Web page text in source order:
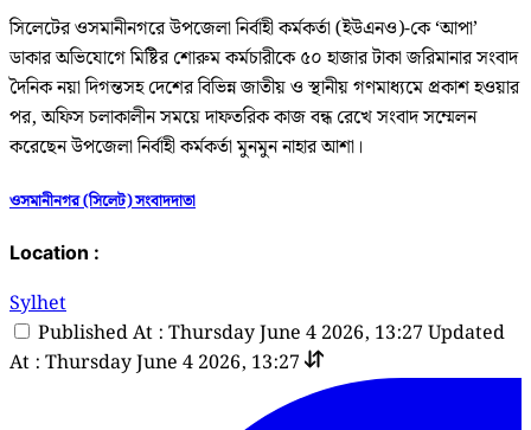
সিলেটের ওসমানীনগরে উপজেলা নির্বাহী কর্মকর্তা (ইউএনও)-কে ‘আপা’
ডাকার অভিযোগে মিষ্টির শোরুম কর্মচারীকে ৫০ হাজার টাকা জরিমানার সংবাদ
দৈনিক নয়া দিগন্তসহ দেশের বিভিন্ন জাতীয় ও স্থানীয় গণমাধ্যমে প্রকাশ হওয়ার
পর, অফিস চলাকালীন সময়ে দাফতরিক কাজ বন্ধ রেখে সংবাদ সম্মেলন
করেছেন উপজেলা নির্বাহী কর্মকর্তা মুনমুন নাহার আশা।
ওসমানীনগর (সিলেট) সংবাদদাতা
Location :
Sylhet
Published At : Thursday June 4 2026, 13:27 Updated
At : Thursday June 4 2026, 13:27